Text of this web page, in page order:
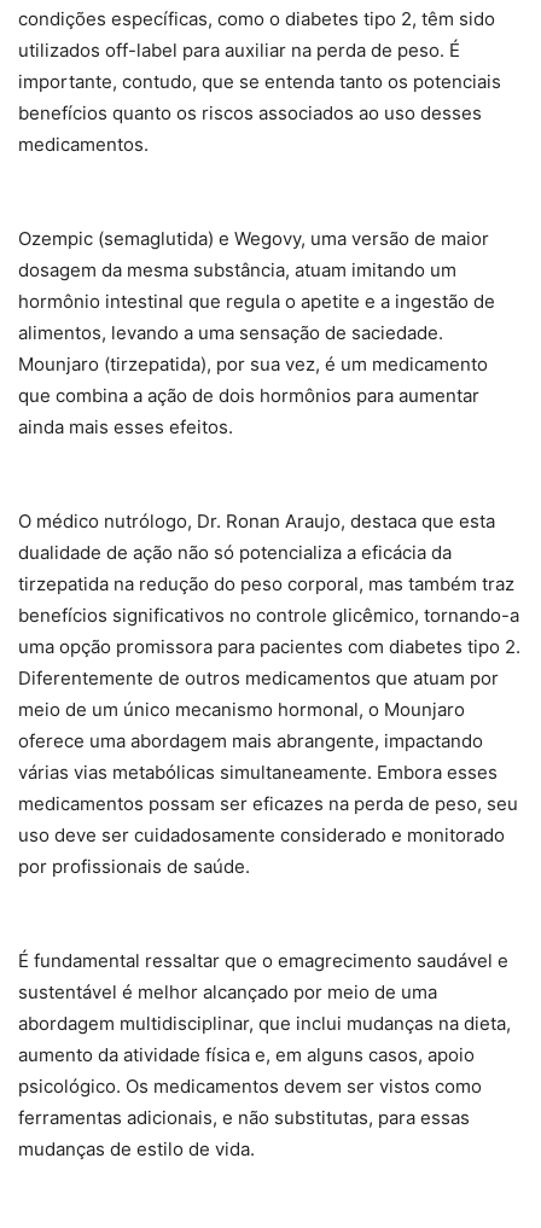
condições específicas, como o diabetes tipo 2, têm sido
utilizados off-label para auxiliar na perda de peso. É
importante, contudo, que se entenda tanto os potenciais
benefícios quanto os riscos associados ao uso desses
medicamentos.
Ozempic (semaglutida) e Wegovy, uma versão de maior
dosagem da mesma substância, atuam imitando um
hormônio intestinal que regula o apetite e a ingestão de
alimentos, levando a uma sensação de saciedade.
Mounjaro (tirzepatida), por sua vez, é um medicamento
que combina a ação de dois hormônios para aumentar
ainda mais esses efeitos.
O médico nutrólogo, Dr. Ronan Araujo, destaca que esta
dualidade de ação não só potencializa a eficácia da
tirzepatida na redução do peso corporal, mas também traz
benefícios significativos no controle glicêmico, tornando-a
uma opção promissora para pacientes com diabetes tipo 2.
Diferentemente de outros medicamentos que atuam por
meio de um único mecanismo hormonal, o Mounjaro
oferece uma abordagem mais abrangente, impactando
várias vias metabólicas simultaneamente. Embora esses
medicamentos possam ser eficazes na perda de peso, seu
uso deve ser cuidadosamente considerado e monitorado
por profissionais de saúde.
É fundamental ressaltar que o emagrecimento saudável e
sustentável é melhor alcançado por meio de uma
abordagem multidisciplinar, que inclui mudanças na dieta,
aumento da atividade física e, em alguns casos, apoio
psicológico. Os medicamentos devem ser vistos como
ferramentas adicionais, e não substitutas, para essas
mudanças de estilo de vida.